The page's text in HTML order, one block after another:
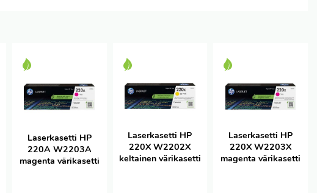
Laserkasetti HP
220A W2203A
magenta värikasetti
Laserkasetti HP
220X W2202X
keltainen värikasetti
Laserkasetti HP
220X W2203X
magenta värikasetti